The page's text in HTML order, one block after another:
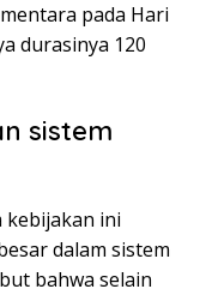
pada Hari
durasinya 120
sistem
kebijakan ini
dalam sistem
bahwa selain